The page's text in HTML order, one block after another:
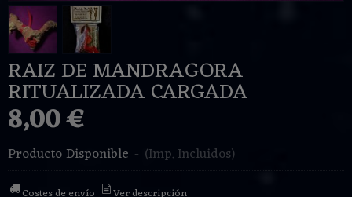
RAIZ DE MANDRAGORA
RITUALIZADA CARGADA
8,00 €
Producto Disponible - (Imp. Incluidos)
Costes de envío Ver descripción